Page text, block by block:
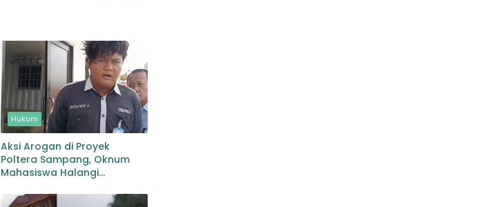
Hukum
Aksi Arogan di Proyek
Poltera Sampang, Oknum
Mahasiswa Halangi
Ketegangan